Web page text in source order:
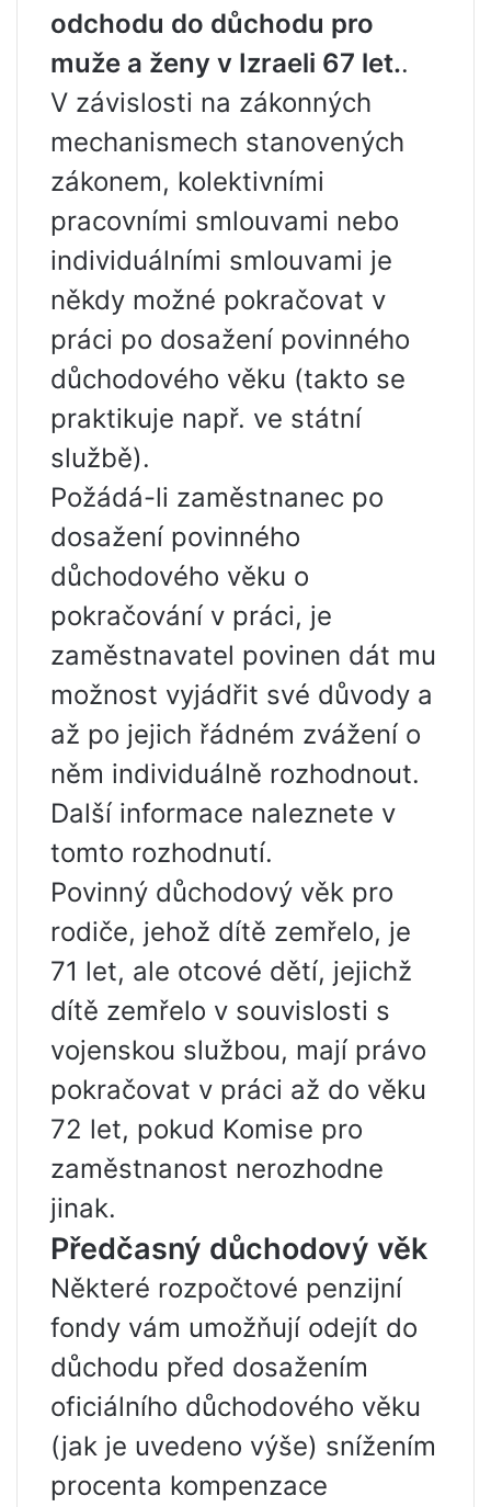
odchodu do důchodu pro
muže a ženy v Izraeli 67 let..
V závislosti na zákonných
mechanismech stanovených
zákonem, kolektivními
pracovními smlouvami nebo
individuálními smlouvami je
někdy možné pokračovat v
práci po dosažení povinného
důchodového věku (takto se
praktikuje např. ve státní
službě).
Požádá-li zaměstnanec po
dosažení povinného
důchodového věku o
pokračování v práci, je
zaměstnavatel povinen dát mu
možnost vyjádřit své důvody a
až po jejich řádném zvážení o
něm individuálně rozhodnout.
Další informace naleznete v
tomto rozhodnutí.
Povinný důchodový věk pro
rodiče, jehož dítě zemřelo, je
71 let, ale otcové dětí, jejichž
dítě zemřelo v souvislosti s
vojenskou službou, mají právo
pokračovat v práci až do věku
72 let, pokud Komise pro
zaměstnanost nerozhodne
jinak.
Předčasný důchodový věk
Některé rozpočtové penzijní
fondy vám umožňují odejít do
důchodu před dosažením
oficiálního důchodového věku
(jak je uvedeno výše) snížením
procenta kompenzace